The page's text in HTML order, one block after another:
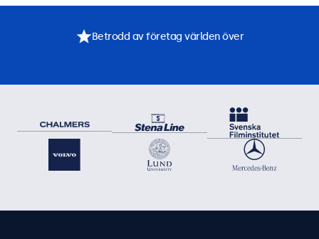
Betrodd av företag världen över